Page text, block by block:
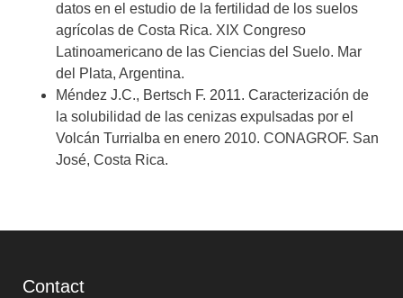
datos en el estudio de la fertilidad de los suelos
agrícolas de Costa Rica. XIX Congreso
Latinoamericano de las Ciencias del Suelo. Mar
del Plata, Argentina.
Méndez J.C., Bertsch F. 2011. Caracterización de
la solubilidad de las cenizas expulsadas por el
Volcán Turrialba en enero 2010. CONAGROF. San
José, Costa Rica.
Contact